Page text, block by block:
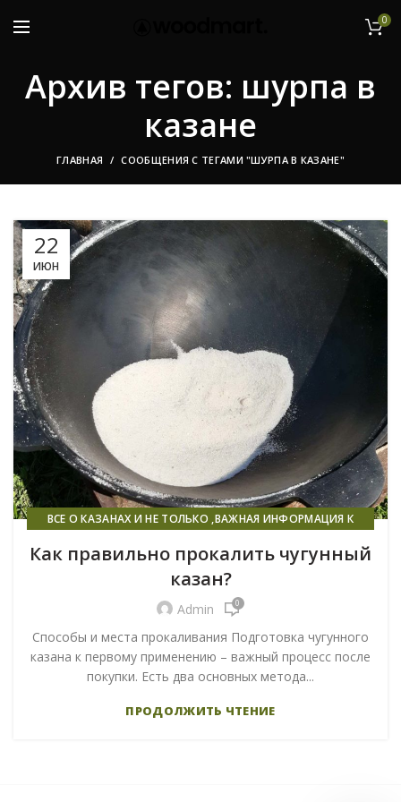
0
Архив тегов: шурпа в
казане
ГЛАВНАЯ СООБЩЕНИЯ С ТЕГАМИ "ШУРПА В КАЗАНЕ"
22
ИЮН
ВСЕ О КАЗАНАХ И НЕ ТОЛЬКО ,ВАЖНАЯ ИНФОРМАЦИЯ К
Как правильно прокалить чугунный
казан?
Admin 0
Способы и места прокаливания Подготовка чугунного
казана к первому применению – важный процесс после
покупки. Есть два основных метода...
ПРОДОЛЖИТЬ ЧТЕНИЕ